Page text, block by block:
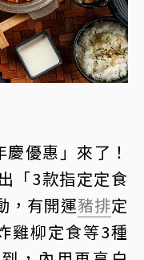
優惠」來了！
「3款指定定食
，有開運豬排定
雞柳定食等3種